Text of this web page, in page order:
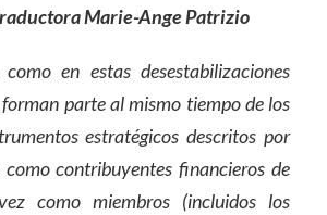
Marie-Ange Patrizio
en estas desestabilizaciones
parte al mismo tiempo de los
estratégicos descritos por
contribuyentes financieros de
como miembros (incluidos los